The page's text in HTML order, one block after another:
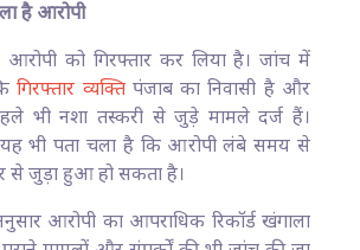
है आरोपी
को गिरफ्तार कर लिया है। जांच में
गिरफ्तार व्यक्तिपंजाब का निवासी है और
भी नशा तस्करी से जुड़े मामले दर्ज हैं।
यह भी पता चला है कि आरोपी लंबे समय से
से जुड़ा हुआ हो सकता है।
आरोपी का आपराधिक रिकॉर्ड खंगाला